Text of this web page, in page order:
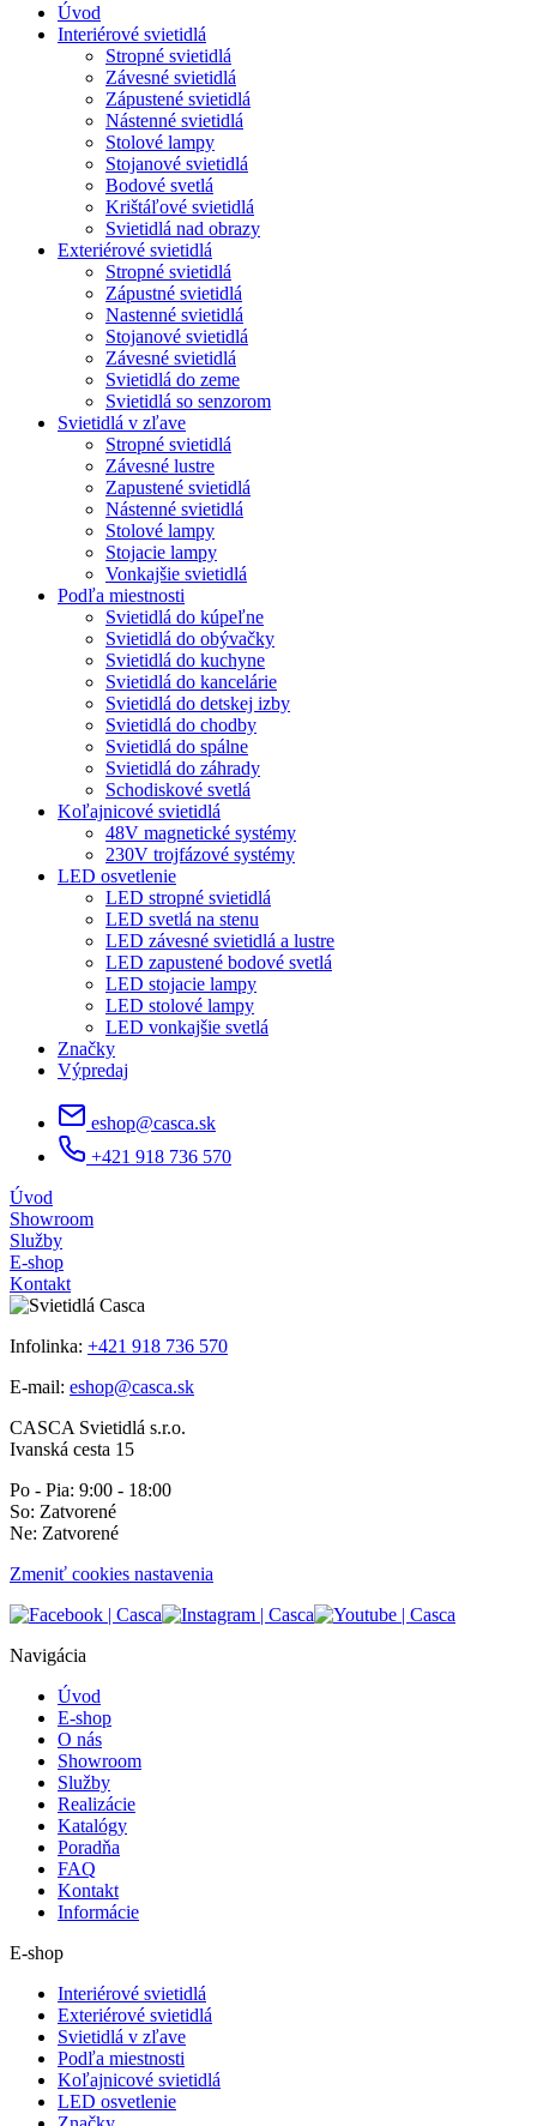
Úvod
Interiérové svietidlá
Stropné svietidlá
Závesné svietidlá
Zápustené svietidlá
Nástenné svietidlá
Stolové lampy
Stojanové svietidlá
Bodové svetlá
Krištáľové svietidlá
Svietidlá nad obrazy
Exteriérové svietidlá
Stropné svietidlá
Zápustné svietidlá
Nastenné svietidlá
Stojanové svietidlá
Závesné svietidlá
Svietidlá do zeme
Svietidlá so senzorom
Svietidlá v zľave
Stropné svietidlá
Závesné lustre
Zapustené svietidlá
Nástenné svietidlá
Stolové lampy
Stojacie lampy
Vonkajšie svietidlá
Podľa miestnosti
Svietidlá do kúpeľne
Svietidlá do obývačky
Svietidlá do kuchyne
Svietidlá do kancelárie
Svietidlá do detskej izby
Svietidlá do chodby
Svietidlá do spálne
Svietidlá do záhrady
Schodiskové svetlá
Koľajnicové svietidlá
48V magnetické systémy
230V trojfázové systémy
LED osvetlenie
LED stropné svietidlá
LED svetlá na stenu
LED závesné svietidlá a lustre
LED zapustené bodové svetlá
LED stojacie lampy
LED stolové lampy
LED vonkajšie svetlá
Značky
Výpredaj
eshop@casca.sk
+421 918 736 570
Úvod
Showroom
Služby
E-shop
Kontakt
Infolinka: +421 918 736 570
E-mail: eshop@casca.sk
CASCA Svietidlá s.r.o.
Ivanská cesta 15
Po - Pia: 9:00 - 18:00
So: Zatvorené
Ne: Zatvorené
Zmeniť cookies nastavenia
Navigácia
Úvod
E-shop
O nás
Showroom
Služby
Realizácie
Katalógy
Poradňa
FAQ
Kontakt
Informácie
E-shop
Interiérové svietidlá
Exteriérové svietidlá
Svietidlá v zľave
Podľa miestnosti
Koľajnicové svietidlá
LED osvetlenie